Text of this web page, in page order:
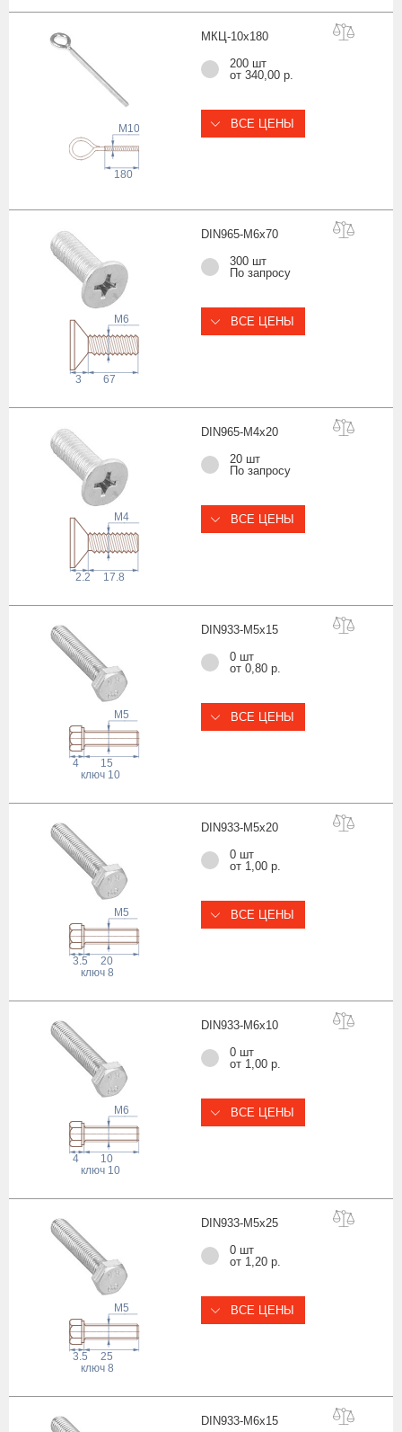
МКЦ-10х180
180
M10
200 шт
от 340,00 р.
ВСЕ ЦЕНЫ
DIN965-M6x70
67
M6
3
300 шт
По запросу
ВСЕ ЦЕНЫ
DIN965-M4x20
17.8
M4
2.2
20 шт
По запросу
ВСЕ ЦЕНЫ
DIN933-M5x15
15
M5
4
ключ 10
0 шт
от 0,80 р.
ВСЕ ЦЕНЫ
DIN933-M5x20
20
M5
3.5
ключ 8
0 шт
от 1,00 р.
ВСЕ ЦЕНЫ
DIN933-M6x10
10
M6
4
ключ 10
0 шт
от 1,00 р.
ВСЕ ЦЕНЫ
DIN933-M5x25
25
M5
3.5
ключ 8
0 шт
от 1,20 р.
ВСЕ ЦЕНЫ
DIN933-M6x15